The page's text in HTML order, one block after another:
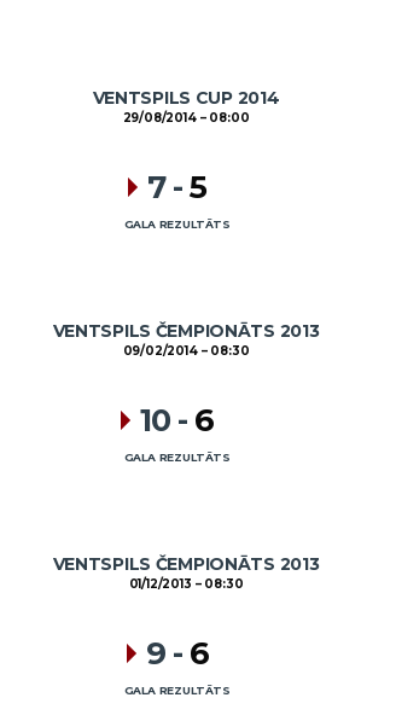
VENTSPILS CUP 2014
29/08/2014 08:00
7-5
GALA REZULTĀTS
VENTSPILS ČEMPIONĀTS 2013
09/02/2014 08:30
10 - 6
GALA REZULTĀTS
VENTSPILS ČEMPIONĀTS 2013
01/12/2013 08:30
9 - 6
GALA REZULTĀTS